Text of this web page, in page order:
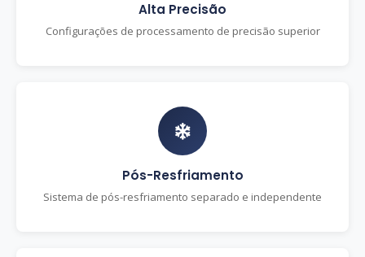
Alta Precisão
Configurações de processamento de precisão superior
Pós-Resfriamento
Sistema de pós-resfriamento separado e independente